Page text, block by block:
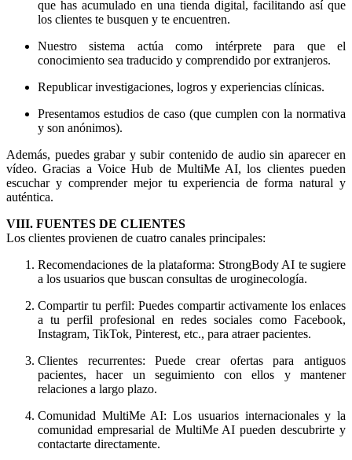
que has acumulado en una tienda digital, facilitando así que
los clientes te busquen y te encuentren.
Nuestro sistema actúa como intérprete para que el
conocimiento sea traducido y comprendido por extranjeros.
Republicar investigaciones, logros y experiencias clínicas.
Presentamos estudios de caso (que cumplen con la normativa
y son anónimos).
Además, puedes grabar y subir contenido de audio sin aparecer en
vídeo. Gracias a Voice Hub de MultiMe AI, los clientes pueden
escuchar y comprender mejor tu experiencia de forma natural y
auténtica.
VIII. FUENTES DE CLIENTES
Los clientes provienen de cuatro canales principales:
Recomendaciones de la plataforma: StrongBody AI te sugiere
a los usuarios que buscan consultas de uroginecología.
Compartir tu perfil: Puedes compartir activamente los enlaces
a tu perfil profesional en redes sociales como Facebook,
Instagram, TikTok, Pinterest, etc., para atraer pacientes.
Clientes recurrentes: Puede crear ofertas para antiguos
pacientes, hacer un seguimiento con ellos y mantener
relaciones a largo plazo.
Comunidad MultiMe AI: Los usuarios internacionales y la
comunidad empresarial de MultiMe AI pueden descubrirte y
contactarte directamente.